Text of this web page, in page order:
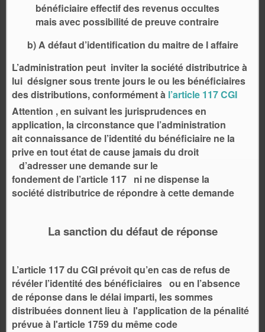
bénéficiaire effectif des revenus occultes
mais avec possibilité de preuve contraire
b) A défaut d’identification du maitre de l affaire
L’administration peut inviter la société distributrice à
lui désigner sous trente jours le ou les bénéficiaires
des distributions, conformément à l’article 117 CGI
Attention , en suivant les jurisprudences en
application, la circonstance que l’administration
ait connaissance de l’identité du bénéficiaire ne la
prive en tout état de cause jamais du droit
d’adresser une demande sur le
fondement de l’article 117 ni ne dispense la
société distributrice de répondre à cette demande
La sanction du défaut de réponse
L’article 117 du CGI prévoit qu’en cas de refus de
révéler l’identité des bénéficiaires ou en l’absence
de réponse dans le délai imparti, les sommes
distribuées donnent lieu à l'application de la pénalité
prévue à l'article 1759 du même code